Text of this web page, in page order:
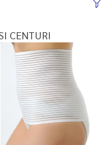
CENTURI
Baby
centura
postnatala
marimea